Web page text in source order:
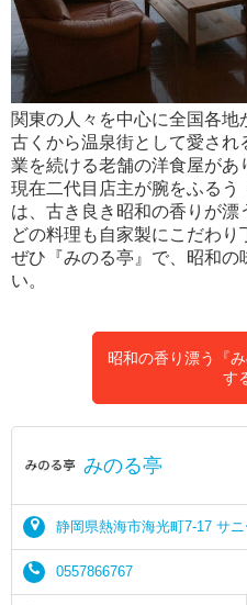
関東の人々を中心に全国各地
古くから温泉街として愛さ
業を続ける老舗の洋食屋があ
現在二代目店主が腕をふる
は、古き良き昭和の香りが漂
どの料理も自家製にこだわり
ぜひ『みのる亭』で、昭和の
い。
昭和の香り漂う『
す
みのる亭
静岡県熱海市海光町7-17 サ
0557866767